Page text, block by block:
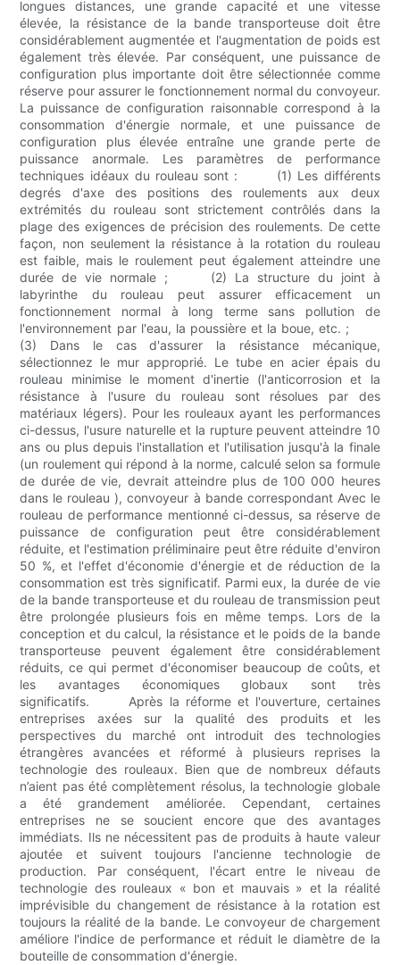
longues distances, une grande capacité et une vitesse
élevée, la résistance de la bande transporteuse doit être
considérablement augmentée et l'augmentation de poids est
également très élevée. Par conséquent, une puissance de
configuration plus importante doit être sélectionnée comme
réserve pour assurer le fonctionnement normal du convoyeur.
La puissance de configuration raisonnable correspond à la
consommation d'énergie normale, et une puissance de
configuration plus élevée entraîne une grande perte de
puissance anormale. Les paramètres de performance
techniques idéaux du rouleau sont : (1) Les différents
degrés d'axe des positions des roulements aux deux
extrémités du rouleau sont strictement contrôlés dans la
plage des exigences de précision des roulements. De cette
façon, non seulement la résistance à la rotation du rouleau
est faible, mais le roulement peut également atteindre une
durée de vie normale ; (2) La structure du joint à
labyrinthe du rouleau peut assurer efficacement un
fonctionnement normal à long terme sans pollution de
l'environnement par l'eau, la poussière et la boue, etc. ;
(3) Dans le cas d'assurer la résistance mécanique,
sélectionnez le mur approprié. Le tube en acier épais du
rouleau minimise le moment d'inertie (l'anticorrosion et la
résistance à l'usure du rouleau sont résolues par des
matériaux légers). Pour les rouleaux ayant les performances
ci-dessus, l'usure naturelle et la rupture peuvent atteindre 10
ans ou plus depuis l'installation et l'utilisation jusqu'à la finale
(un roulement qui répond à la norme, calculé selon sa formule
de durée de vie, devrait atteindre plus de 100 000 heures
dans le rouleau ), convoyeur à bande correspondant Avec le
rouleau de performance mentionné ci-dessus, sa réserve de
puissance de configuration peut être considérablement
réduite, et l'estimation préliminaire peut être réduite d'environ
50 %, et l'effet d'économie d'énergie et de réduction de la
consommation est très significatif. Parmi eux, la durée de vie
de la bande transporteuse et du rouleau de transmission peut
être prolongée plusieurs fois en même temps. Lors de la
conception et du calcul, la résistance et le poids de la bande
transporteuse peuvent également être considérablement
réduits, ce qui permet d'économiser beaucoup de coûts, et
les avantages économiques globaux sont très
significatifs. Après la réforme et l'ouverture, certaines
entreprises axées sur la qualité des produits et les
perspectives du marché ont introduit des technologies
étrangères avancées et réformé à plusieurs reprises la
technologie des rouleaux. Bien que de nombreux défauts
n’aient pas été complètement résolus, la technologie globale
a été grandement améliorée. Cependant, certaines
entreprises ne se soucient encore que des avantages
immédiats. Ils ne nécessitent pas de produits à haute valeur
ajoutée et suivent toujours l'ancienne technologie de
production. Par conséquent, l'écart entre le niveau de
technologie des rouleaux « bon et mauvais » et la réalité
imprévisible du changement de résistance à la rotation est
toujours la réalité de la bande. Le convoyeur de chargement
améliore l'indice de performance et réduit le diamètre de la
bouteille de consommation d'énergie.